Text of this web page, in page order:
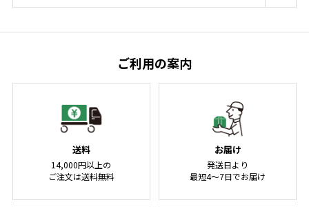
ご利用の案内
送料
14,000円以上の
ご注文は送料無料
お届け
発送日より
最短4～7日でお届け